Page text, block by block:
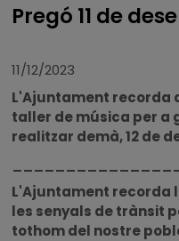
Pregó 11 de
11/12/2023
L'Ajuntament recorda
taller de música per a
realitzar demà, 12 de
L'Ajuntament recorda
les senyals de trànsit
tothom del nostre